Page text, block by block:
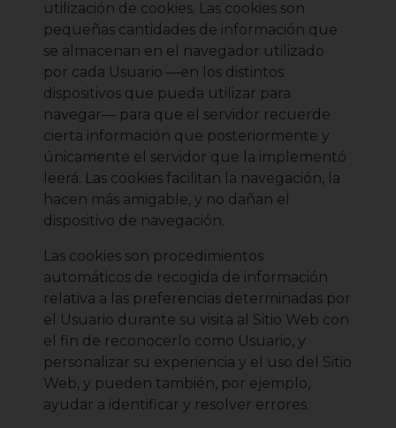
utilización de cookies. Las cookies son
pequeñas cantidades de información que
se almacenan en el navegador utilizado
por cada Usuario —en los distintos
dispositivos que pueda utilizar para
navegar— para que el servidor recuerde
cierta información que posteriormente y
únicamente el servidor que la implementó
leerá. Las cookies facilitan la navegación, la
hacen más amigable, y no dañan el
dispositivo de navegación.
Las cookies son procedimientos
automáticos de recogida de información
relativa a las preferencias determinadas por
el Usuario durante su visita al Sitio Web con
el fin de reconocerlo como Usuario, y
personalizar su experiencia y el uso del Sitio
Web, y pueden también, por ejemplo,
ayudar a identificar y resolver errores.